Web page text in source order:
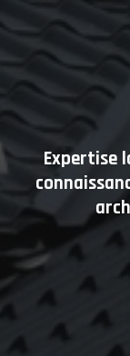
Expertise